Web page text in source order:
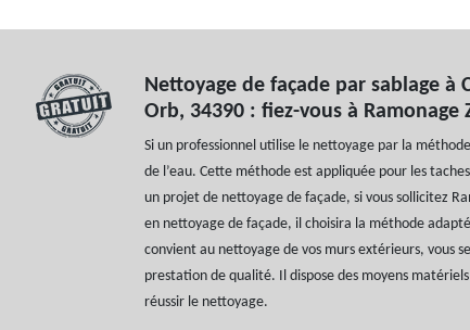
Nettoyage de façade par sablage à
Orb, 34390 : fiez-vous à Ramonage
Si un professionnel utilise le nettoyage par la
de l’eau. Cette méthode est appliquée pour les
un projet de nettoyage de façade, si vous sollicitez
en nettoyage de façade, il choisira la méthode
convient au nettoyage de vos murs extérieurs, vous
prestation de qualité. Il dispose des moyens
réussir le nettoyage.